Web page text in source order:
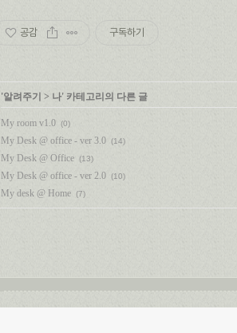
공감 구독하기
'알려주기 > 나' 카테고리의 다른 글
My room v1.0 (0)
My Desk @ office - ver 3.0 (14)
My Desk @ Office (13)
My Desk @ office - ver 2.0 (10)
My desk @ Home (7)